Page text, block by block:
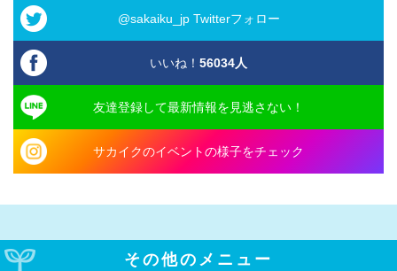
@sakaiku_jp Twitterフォロー
いいね！ 56034人
友達登録して最新情報を見逃さない！
サカイクのイベントの様子をチェック
その他のメニュー